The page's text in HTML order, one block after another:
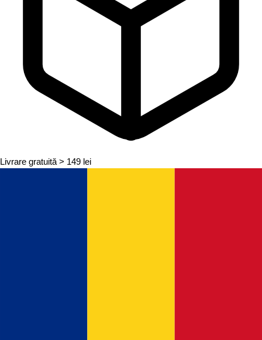
Livrare gratuită > 149 lei